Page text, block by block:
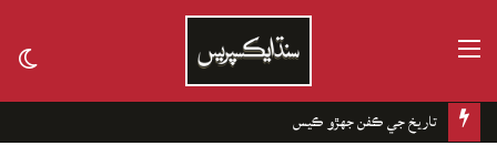
تاريخ جي ڪفن جھڙو ڪيس